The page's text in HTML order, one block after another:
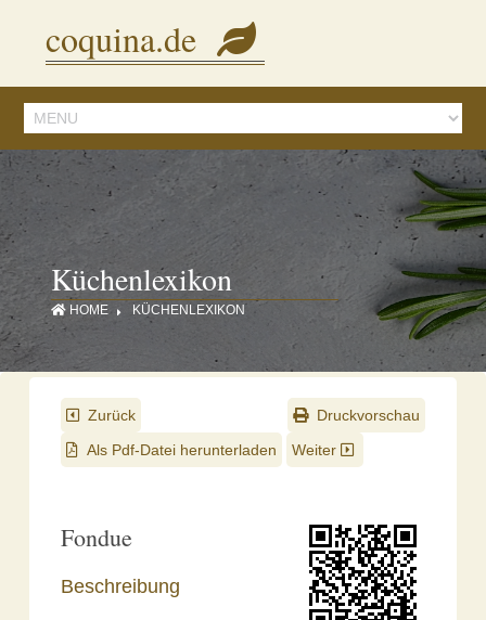
Diese Seite verwendet Cookies, um Inhalte und Anzeigen zu personalisieren.
Mit der Nutzung dieser Webseite stimmen Sie dem zu.
coquina.de
Küchenlexikon
HOME KÜCHENLEXIKON
Zurück
Druckvorschau
Als Pdf-Datei herunterladen
Weiter
Fondue
Beschreibung